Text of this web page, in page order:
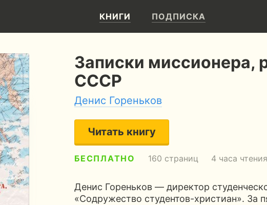
КНИГИ ПОДПИСКА
Записки миссионера,
СССР
Денис Гореньков
Читать книгу
БЕСПЛАТНО 160 страниц 4 часа чтения
Денис Гореньков — директор
«Содружество студентов-христиан». За